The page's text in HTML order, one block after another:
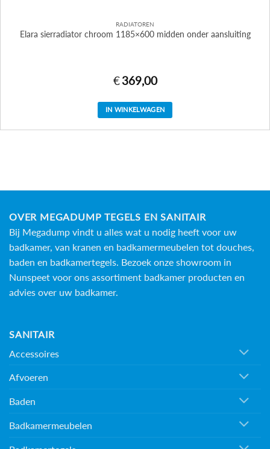
RADIATOREN
Elara sierradiator chroom 1185×600 midden onder aansluiting
€ 369,00
IN WINKELWAGEN
OVER MEGADUMP TEGELS EN SANITAIR
Bij Megadump vindt u alles wat u nodig heeft voor uw
badkamer, van kranen en badkamermeubelen tot douches,
baden en badkamertegels. Bezoek onze showroom in
Nunspeet voor ons assortiment badkamer producten en
advies over uw badkamer.
SANITAIR
Accessoires
Afvoeren
Baden
Badkamermeubelen